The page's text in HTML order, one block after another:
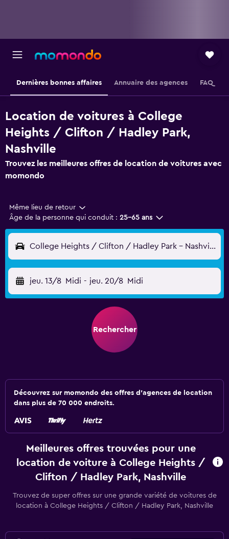
Dernières bonnes affaires Annuaire des agences FAQ
Location de voitures à College
Heights / Clifton / Hadley Park,
Nashville
Trouvez les meilleures offres de location de voitures avec
momondo
Même lieu de retour
Âge de la personne qui conduit : 25-65 ans
College Heights / Clifton / Hadley Park - Nashville, TN, États-Unis
jeu. 13/8 Midi - jeu. 20/8 Midi
Rechercher
Découvrez sur momondo des offres d'agences de location
dans plus de 70 000 endroits.
Meilleures offres trouvées pour une
location de voiture à College Heights /
Clifton / Hadley Park, Nashville
Trouvez de super offres sur une grande variété de voitures de
location à College Heights / Clifton / Hadley Park, Nashville